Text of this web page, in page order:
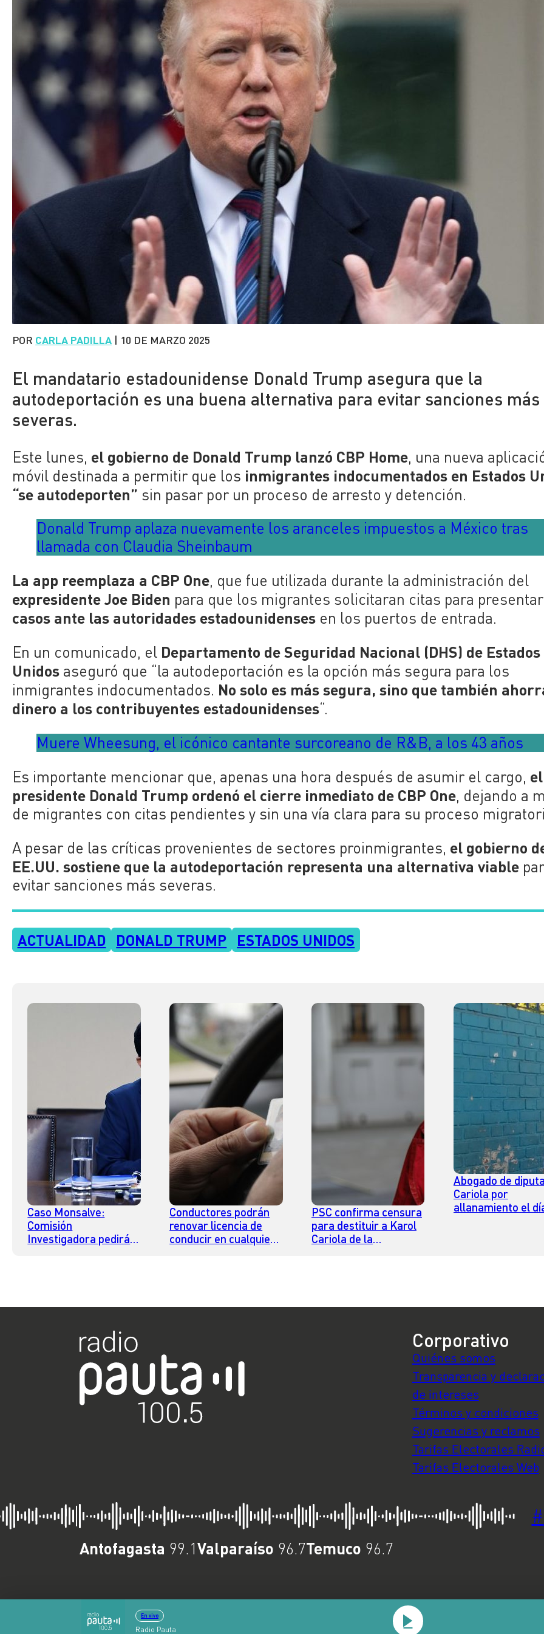
POR CARLA PADILLA | 10 DE MARZO 2025
El mandatario estadounidense Donald Trump asegura que la
autodeportación es una buena alternativa para evitar sanciones más
severas.
Este lunes, el gobierno de Donald Trump lanzó CBP Home, una nueva
móvil destinada a permitir que los inmigrantes indocumentados en Estados
“se autodeporten” sin pasar por un proceso de arresto y detención.
Donald Trump aplaza nuevamente los aranceles impuestos a México tras
llamada con Claudia Sheinbaum
La app reemplaza a CBP One, que fue utilizada durante la administración del
expresidente Joe Biden para que los migrantes solicitaran citas para
casos ante las autoridades estadounidenses en los puertos de entrada.
En un comunicado, el Departamento de Seguridad Nacional (DHS) de Estados
Unidos aseguró que “la autodeportación es la opción más segura para los
inmigrantes indocumentados. No solo es más segura, sino que también
dinero a los contribuyentes estadounidenses“.
Muere Wheesung, el icónico cantante surcoreano de R&B, a los 43 años
Es importante mencionar que, apenas una hora después de asumir el cargo, el
presidente Donald Trump ordenó el cierre inmediato de CBP One, dejando a
de migrantes con citas pendientes y sin una vía clara para su proceso
A pesar de las críticas provenientes de sectores proinmigrantes, el gobierno
EE.UU. sostiene que la autodeportación representa una alternativa viable
evitar sanciones más severas.
ACTUALIDAD DONALD TRUMP ESTADOS UNIDOS
Caso Monsalve:
Comisión
Investigadora pedirá a
Conductores podrán
renovar licencia de
conducir en cualquier
PSC confirma censura
para destituir a Karol
Cariola de la
Abogado de
Cariola por
allanamiento el
En vivo
Radio Pauta
Corporativo
Quiénes somos
Transparencia y
de intereses
Términos y condiciones
Sugerencias y reclamos
Tarifas Electorales
Tarifas Electorales Web
#
Antofagasta 99.1Valparaíso 96.7Temuco 96.7